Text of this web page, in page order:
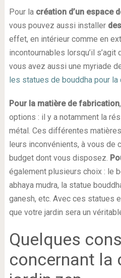
Pour la création d’un espace
vous pouvez aussi installer
effet, en intérieur comme en
incontournables lorsqu’il s’agit
vous avez aussi une myriade
les statues de bouddha pour la
Pour la matière de fabrication
options : il y a notamment la
métal. Ces différentes
leurs inconvénients, à vous de
budget dont vous disposez.
également plusieurs choix : le
abhaya mudra, la statue
ganesh, etc. Avec ces statues
que votre jardin sera un
Quelques
concernant la